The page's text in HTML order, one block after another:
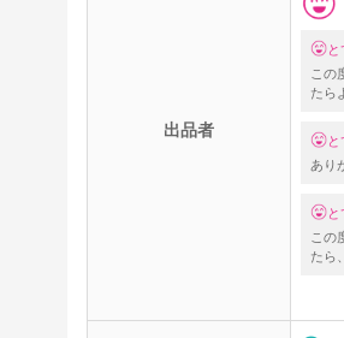
出品者
この
たら
あり
この
たら